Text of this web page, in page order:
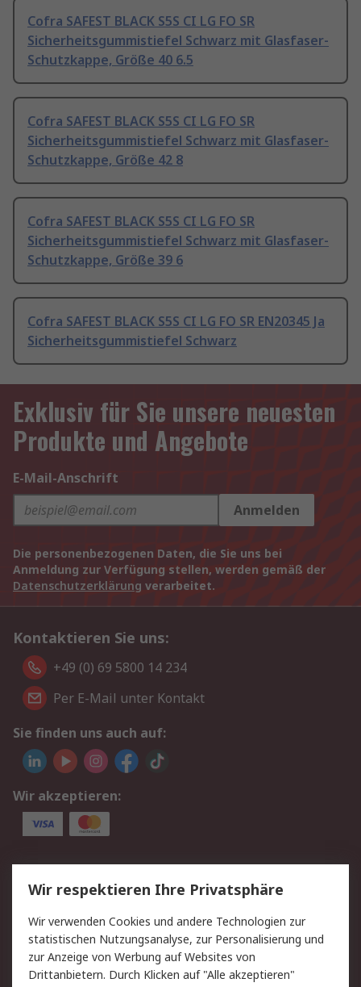
Cofra SAFEST BLACK S5S CI LG FO SR
Sicherheitsgummistiefel Schwarz mit Glasfaser-
Schutzkappe, Größe 40 6.5
Cofra SAFEST BLACK S5S CI LG FO SR
Sicherheitsgummistiefel Schwarz mit Glasfaser-
Schutzkappe, Größe 42 8
Cofra SAFEST BLACK S5S CI LG FO SR
Sicherheitsgummistiefel Schwarz mit Glasfaser-
Schutzkappe, Größe 39 6
Cofra SAFEST BLACK S5S CI LG FO SR EN20345 Ja
Sicherheitsgummistiefel Schwarz
Exklusiv für Sie unsere neuesten
Produkte und Angebote
E-Mail-Anschrift
Anmelden
Die personenbezogenen Daten, die Sie uns bei
Anmeldung zur Verfügung stellen, werden gemäß der
Datenschutzerklärung verarbeitet.
Kontaktieren Sie uns:
+49 (0) 69 5800 14 234
Per E-Mail unter Kontakt
Sie finden uns auch auf:
Wir akzeptieren:
Service
Value Added Services
Lieferlösungen
Rücksendungen
Kontakt
Hilfe
Privatkunden
Wir respektieren Ihre Privatsphäre
Wir verwenden Cookies und andere Technologien zur
statistischen Nutzungsanalyse, zur Personalisierung und
zur Anzeige von Werbung auf Websites von
Drittanbietern. Durch Klicken auf "Alle akzeptieren"